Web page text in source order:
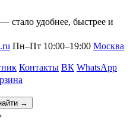
стало удобнее, быстрее и
Пн–Пт 10:00–19:00 Москва
Контакты ВК WhatsApp
→